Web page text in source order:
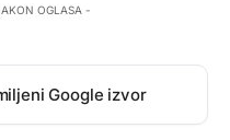
OGLASA -
Google izvor